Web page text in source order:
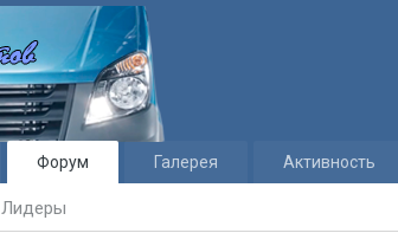
Форум
Лидеры
Галерея Активность